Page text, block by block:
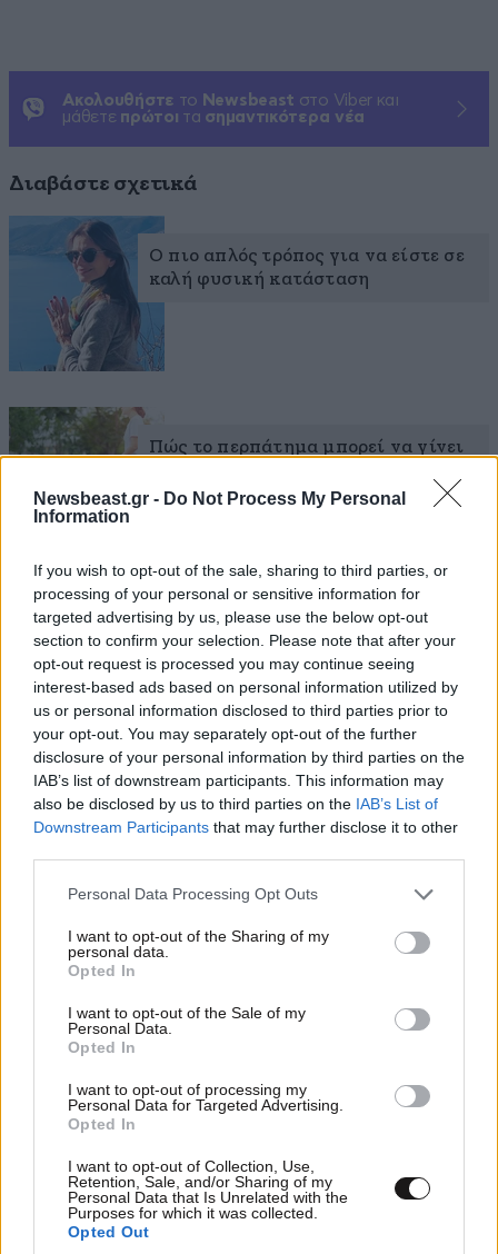
Newsbeast.gr - Do Not Process My Personal
Information
If you wish to opt-out of the sale, sharing to third parties, or
processing of your personal or sensitive information for
targeted advertising by us, please use the below opt-out
section to confirm your selection. Please note that after your
opt-out request is processed you may continue seeing
interest-based ads based on personal information utilized by
us or personal information disclosed to third parties prior to
your opt-out. You may separately opt-out of the further
disclosure of your personal information by third parties on the
IAB’s list of downstream participants. This information may
also be disclosed by us to third parties on the IAB’s List of
Downstream Participants that may further disclose it to other
Please note that this website/app uses one or more Google
not limited to your visit or usage behaviour. You may click to
grant or deny consent to Google and its third-party tags to
use your data for below specified purposes in below Google
consent section.
Personal Data Processing Opt Outs
I want to opt-out of the Sharing of my
personal data.
Opted In
I want to opt-out of the Sale of my
Personal Data.
Opted In
I want to opt-out of processing my
Personal Data for Targeted Advertising.
Opted In
I want to opt-out of Collection, Use,
Retention, Sale, and/or Sharing of my
Personal Data that Is Unrelated with the
Purposes for which it was collected.
Opted Out
Ακολουθήστε το Newsbeast στο Viber και
μάθετε πρώτοι τα σημαντικότερα νέα
Διαβάστε σχετικά
Ο πιο απλός τρόπος για να είστε σε
καλή φυσική κατάσταση
Πώς το περπάτημα μπορεί να γίνει
ΠΕΡΙΣΣΟΤΕΡΑ ΑΠΟ FITNESS